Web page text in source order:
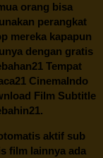
orang bisa
perangkat
mereka kapapun
dengan gratis
Tempat
CinemaIndo
Film Subtitle
aktif sub
film lainnya ada